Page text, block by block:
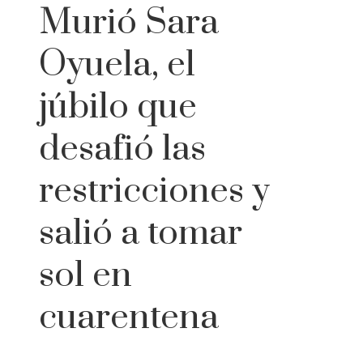
Murió Sara
Oyuela, el
júbilo que
desafió las
restricciones y
salió a tomar
sol en
cuarentena